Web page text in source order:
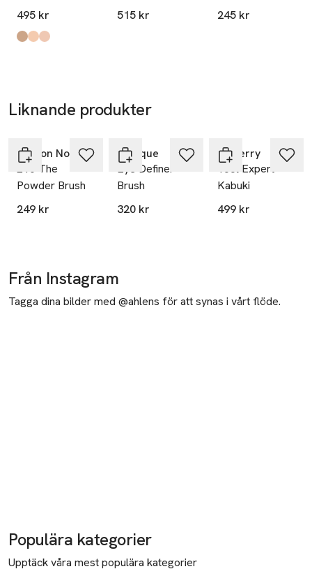
Powder
495 kr
Produkten finns i färgerna:
Matte Neutral
Matte Beige
Matte Honey
515 kr
Moisturizing
245 kr
Liknande produkter
Maison Noirelle
210 The
Powder Brush
249 kr
Clinique
Eye Definer
Brush
320 kr
By Terry
Tool Expert
Kabuki
499 kr
Från Instagram
Tagga dina bilder med @ahlens för att synas i vårt flöde.
Populära kategorier
Upptäck våra mest populära kategorier